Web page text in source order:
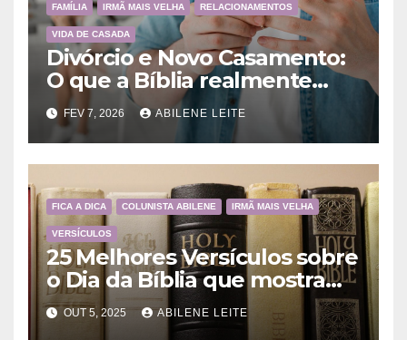
FAMÍLIA IRMÃ MAIS VELHA RELACIONAMENTOS
VIDA DE CASADA
Divórcio e Novo Casamento:
O que a Bíblia realmente
ensina
FEV 7, 2026 ABILENE LEITE
FICA A DICA COLUNISTA ABILENE IRMÃ MAIS VELHA
VERSÍCULOS
25 Melhores Versículos sobre
o Dia da Bíblia que mostram
a importância da Palavra de
Deus
OUT 5, 2025 ABILENE LEITE